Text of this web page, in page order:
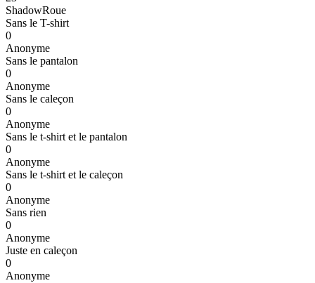
ShadowRoue
Sans le T-shirt
0
Anonyme
Sans le pantalon
0
Anonyme
Sans le caleçon
0
Anonyme
Sans le t-shirt et le pantalon
0
Anonyme
Sans le t-shirt et le caleçon
0
Anonyme
Sans rien
0
Anonyme
Juste en caleçon
0
Anonyme